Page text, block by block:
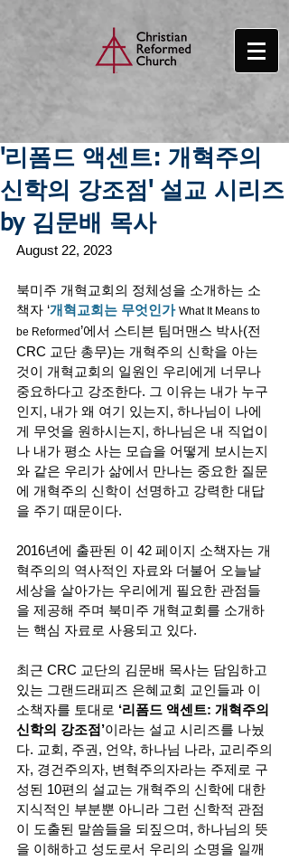
'리폼드 액센트: 개혁주의
신학의 강조점' 설교 시리즈
by 김문배 목사
August 22, 2023
북미주 개혁교회의 정체성을 소개하는 소
책자 ‘개혁교회는 무엇인가 What It Means to
be Reformed ’에서 스티븐 팀머맨스 박사(전
CRC 교단 총무)는 개혁주의 신학을 아는
것이 개혁교회의 일원인 우리에게 너무나
중요하다고 강조한다. 그 이유는 내가 누구
인지, 내가 왜 여기 있는지, 하나님이 나에
게 무엇을 원하시는지, 하나님은 내 직업이
나 내가 평소 사는 모습을 어떻게 보시는지
와 같은 우리가 삶에서 만나는 중요한 질문
에 개혁주의 신학이 선명하고 강력한 대답
을 주기 때문이다.
2016년에 출판된 이 42 페이지 소책자는 개
혁주의의 역사적인 자료와 더불어 오늘날
세상을 살아가는 우리에게 필요한 관점들
을 제공해 주며 북미주 개혁교회를 소개하
는 핵심 자료로 사용되고 있다.
최근 CRC 교단의 김문배 목사는 담임하고
있는 그랜드래피즈 은혜교회 교인들과 이
소책자를 토대로 ‘리폼드 액센트: 개혁주의
신학의 강조점’이라는 설교 시리즈를 나눴
다. 교회, 주권, 언약, 하나님 나라, 교리주의
자, 경건주의자, 변혁주의자라는 주제로 구
성된 10편의 설교는 개혁주의 신학에 대한
지식적인 부분뿐 아니라 그런 신학적 관점
이 도출된 말씀들을 되짚으며, 하나님의 뜻
을 이해하고 성도로서 우리의 소명을 일깨